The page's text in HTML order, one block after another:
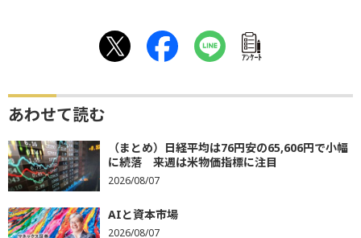
ｱﾝｹｰﾄ
あわせて読む
（まとめ）日経平均は76円安の65,606円で小幅
に続落 来週は米物価指標に注目
2026/08/07
AIと資本市場
2026/08/07